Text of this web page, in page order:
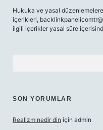
Hukuka ve yasal
içerikleri,
ilgili içerikler yasal süre
SON YORUMLAR
Realizm nedir din için admin